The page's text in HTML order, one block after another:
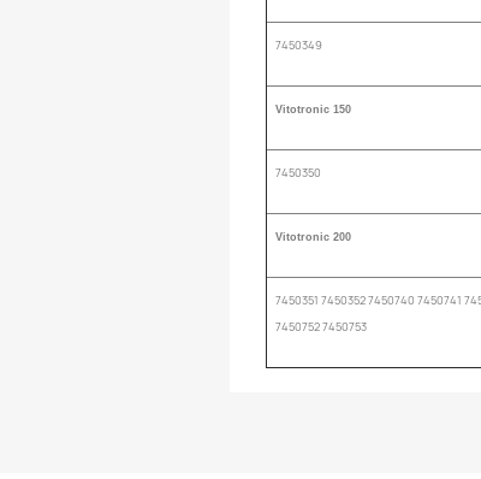
7450349
Vitotronic 150
7450350
Vitotronic 200
7450351 7450352 7450740 7450741
7450752 7450753